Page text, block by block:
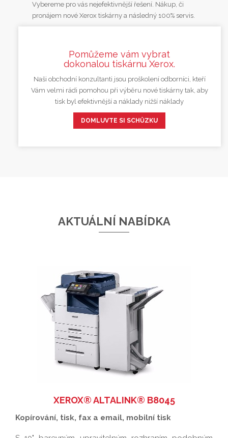
Vybereme pro vás nejefektivnější řešení. Nákup, či
pronájem nové Xerox tiskárny a následný 100% servis.
Pomůžeme vám vybrat
dokonalou tiskárnu Xerox.
Naši obchodní konzultanti jsou proškolení odborníci, kteří
Vám velmi rádi pomohou při výběru nové tiskárny tak, aby
tisk byl efektivnější a náklady nižší náklady
DOMLUVTE SI SCHŮZKU
AKTUÁLNÍ NABÍDKA
XEROX® ALTALINK® B8045
Kopírování, tisk, fax a email, mobilní tisk